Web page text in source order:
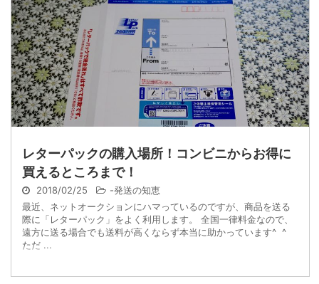
レターパックの購入場所！コンビニからお得に
買えるところまで！
2018/02/25 -発送の知恵
最近、ネットオークションにハマっているのですが、商品を送る
際に「レターパック」をよく利用します。 全国一律料金なので、
遠方に送る場合でも送料が高くならず本当に助かっています^ ^
ただ ...